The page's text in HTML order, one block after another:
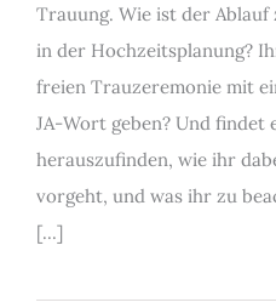
Trauung. Wie ist der
in der Hochzeitsplanung?
freien Trauzeremonie mit
JA-Wort geben? Und findet
herauszufinden, wie ihr
vorgeht, und was ihr zu
[...]